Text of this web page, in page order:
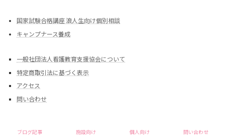
国家試験合格講座 浪人生向け個別相談
キャンプナース養成
一般社団法人看護教育支援協会について
特定商取引法に基づく表示
アクセス
問い合わせ
ブログ記事 施設向け 個人向け 問い合わせ